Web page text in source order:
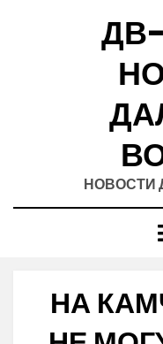
НОВОСТИ
НА